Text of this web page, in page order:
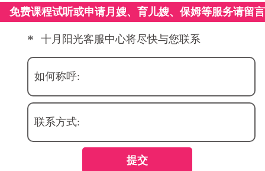
免费课程试听或申请月嫂、育儿嫂、保姆等服务请留言
* 十月阳光客服中心将尽快与您联系
如何称呼:
联系方式:
提交